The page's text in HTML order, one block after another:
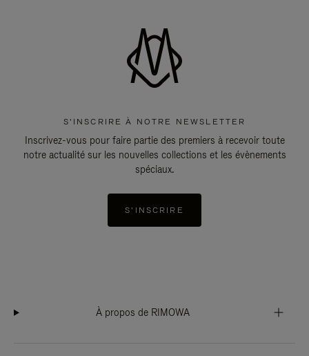
S'INSCRIRE À NOTRE NEWSLETTER
Inscrivez-vous pour faire partie des premiers à recevoir toute
notre actualité sur les nouvelles collections et les évènements
spéciaux.
S'INSCRIRE
À propos de RIMOWA